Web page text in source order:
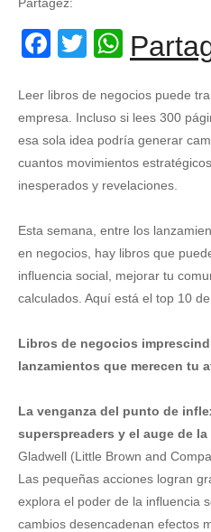
Facebook
Twitter
Leer libros de negocios puede
empresa. Incluso si lees 300
esa sola idea podría generar
cuantos movimientos
inesperados y revelaciones.
Esta semana, entre los
en negocios, hay libros que
influencia social, mejorar tu
calculados. Aquí está el top 10
Libros de negocios
lanzamientos que merecen tu
La venganza del punto de
superspreaders y el auge de
Gladwell (Little Brown and
Las pequeñas acciones logran
explora el poder de la influencia
cambios desencadenan efectos